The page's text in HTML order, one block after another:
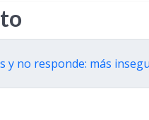
y no responde: más